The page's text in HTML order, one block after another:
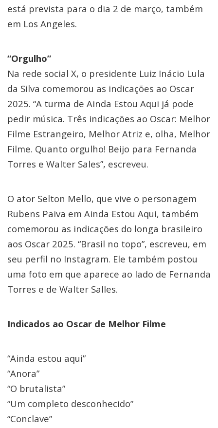
está prevista para o dia 2 de março, também
em Los Angeles.
“Orgulho”
Na rede social X, o presidente Luiz Inácio Lula
da Silva comemorou as indicações ao Oscar
2025. “A turma de Ainda Estou Aqui já pode
pedir música. Três indicações ao Oscar: Melhor
Filme Estrangeiro, Melhor Atriz e, olha, Melhor
Filme. Quanto orgulho! Beijo para Fernanda
Torres e Walter Sales”, escreveu.
O ator Selton Mello, que vive o personagem
Rubens Paiva em Ainda Estou Aqui, também
comemorou as indicações do longa brasileiro
aos Oscar 2025. “Brasil no topo”, escreveu, em
seu perfil no Instagram. Ele também postou
uma foto em que aparece ao lado de Fernanda
Torres e de Walter Salles.
Indicados ao Oscar de Melhor Filme
“Ainda estou aqui”
“Anora”
“O brutalista”
“Um completo desconhecido”
“Conclave”